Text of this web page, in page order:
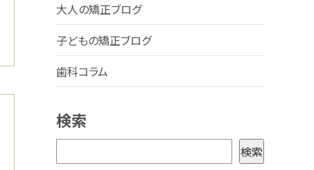
大人の矯正ブログ
子どもの矯正ブログ
歯科コラム
検索
索
検索